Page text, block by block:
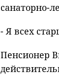
санаторно-
- Я всех
Пенсионер